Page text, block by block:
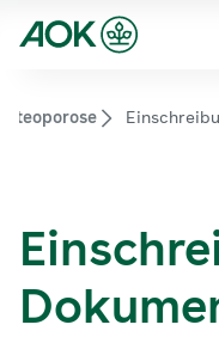
Zum
Zur
Zur Startseite von